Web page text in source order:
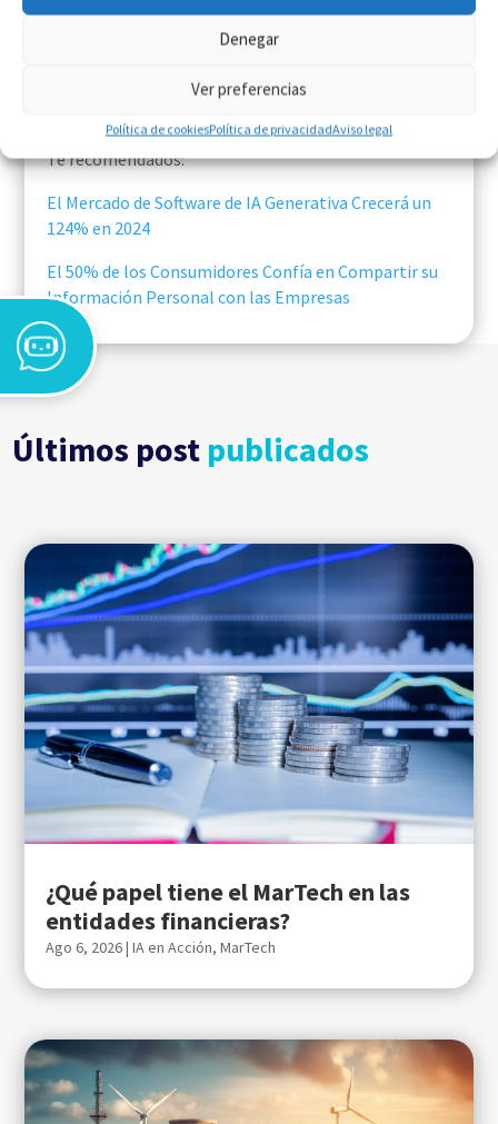
Denegar
Ver preferencias
Política de cookiesPolítica de privacidadAviso legal
facilitar el trabajo diario de nuestros clientes y
acelerar su transformación digital.
¿Quieres descubrir cómo la inteligencia artificial
Te recomendados:
El Mercado de Software de IA Generativa Crecerá un
124% en 2024
El 50% de los Consumidores Confía en Compartir su
Información Personal con las Empresas
Últimos post publicados
¿Qué papel tiene el MarTech en las
entidades financieras?
Ago 6, 2026|IA en Acción,MarTech